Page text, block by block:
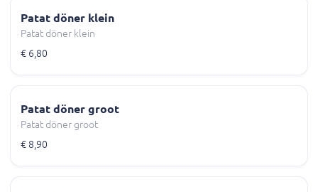
Patat döner klein
Patat döner klein
€ 6,80
Patat döner groot
Patat döner groot
€ 8,90